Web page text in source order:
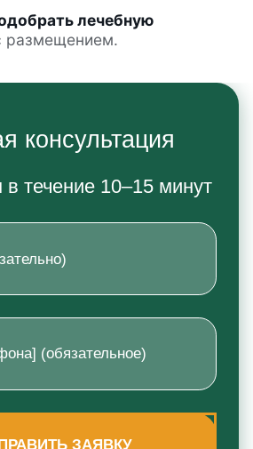
лечебную
размещением.
консультация
течение 10–15 минут